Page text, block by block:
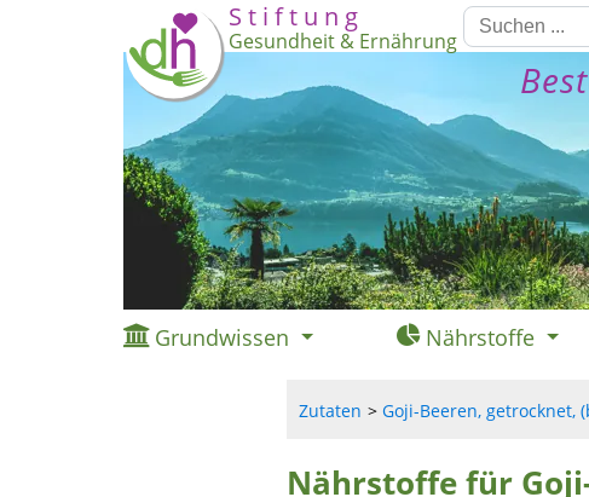
S t i f t u n g
Gesundheit & Ernährung
Grundwissen Nährstoffe
Zutaten Goji-Beeren, getrocknet,
Nährstoffe für